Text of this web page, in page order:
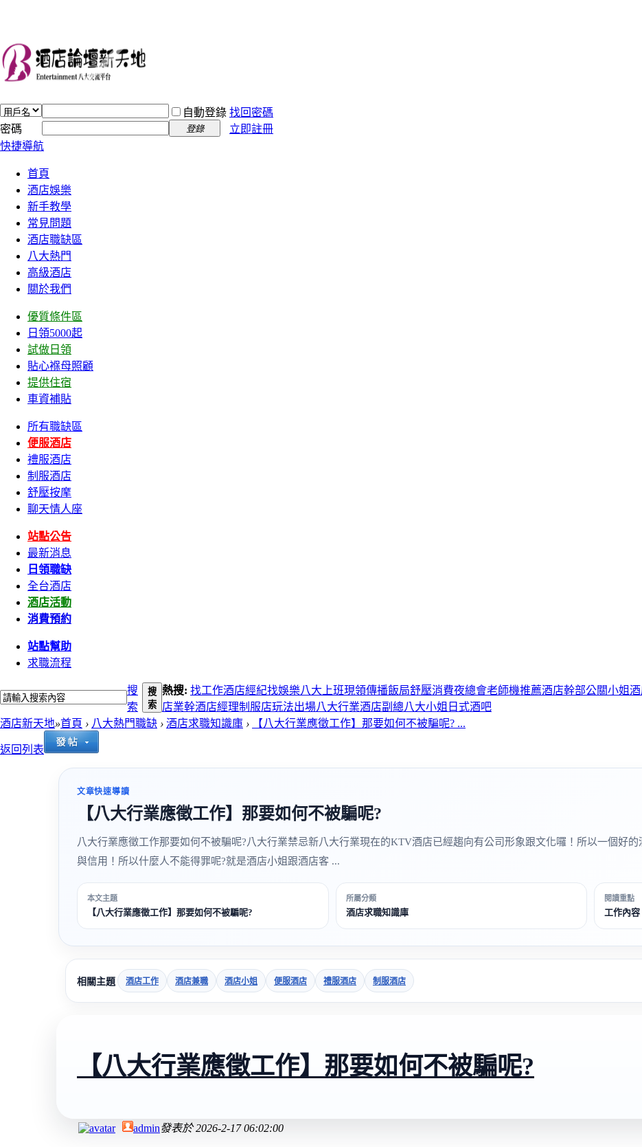
自動登錄 找回密碼
密碼
登錄
立即註冊
快捷導航
首頁
酒店娛樂
新手教學
常見問題
酒店職缺區
八大熱門
高級酒店
關於我們
優質條件區
日領5000起
試做日領
貼心褓母照顧
提供住宿
車資補貼
所有職缺區
便服酒店
禮服酒店
制服酒店
舒壓按摩
聊天情人座
站點公告
最新消息
日領職缺
全台酒店
酒店活動
消費預約
站點幫助
求職流程
搜
索
搜
索
熱搜: 找工作酒店經紀找娛樂八大上班現領傳播飯局舒壓消費夜總會老師機推薦酒店幹部公關小姐
店業幹酒店經理制服店玩法出場八大行業酒店副總八大小姐 日式酒吧
酒店新天地»首頁 › 八大熱門職缺 › 酒店求職知識庫 › 【八大行業應徵工作】那要如何不被騙呢? ...
返回列表
文章快速導讀
【八大行業應徵工作】那要如何不被騙呢?
八大行業應徵工作那要如何不被騙呢?八大行業禁忌新八大行業現在的KTV酒店已經趨向有公司形象跟文化囉！所以一個好
與信用！所以什麼人不能得罪呢?就是酒店小姐跟酒店客 ...
本文主題
【八大行業應徵工作】那要如何不被騙呢?
所屬分類
酒店求職知識庫
閱讀重點
工作內
相關主題 酒店工作 酒店兼職 酒店小姐 便服酒店 禮服酒店 制服酒店
【八大行業應徵工作】那要如何不被騙呢?
admin發表於2026-2-17 06:02:00